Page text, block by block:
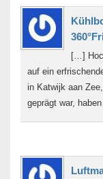
[…]
auf ein
in Katwijk aan
geprägt war,